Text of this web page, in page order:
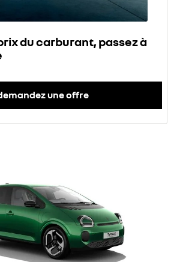
du carburant, passez à
une offre